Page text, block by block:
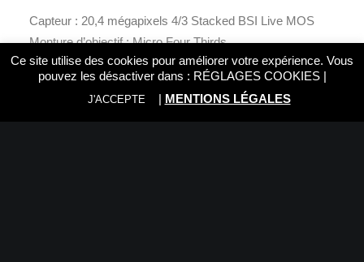
Capteur : 20,4 mégapixels 4/3 Stacked BSI Live MOS
Monture d’objectif : Micro Four Thirds
Des photos nettes, stables et éclatantes, où que tu sois
Prêt pour l’aventure, quel que soit le temps
Le bouton CP permet d’accéder rapidement aux fonctions
les plus avancées
Ce site utilise des cookies pour améliorer votre expérience. Vous
pouvez les désactiver dans : RÉGLAGES COOKIES|
J'ACCEPTE | MENTIONS LÉGALES